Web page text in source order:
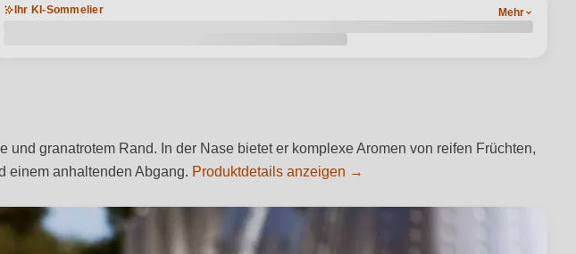
Ihr KI-Sommelier Mehr
granatrotem Rand. In der Nase bietet er komplexe Aromen von reifen Früchten,
einem anhaltenden Abgang. Produktdetails anzeigen →